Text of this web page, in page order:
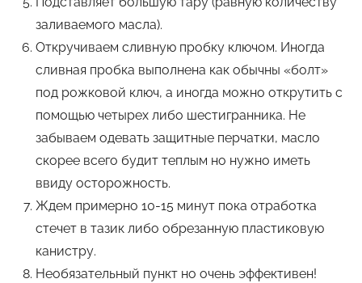
заливаемого масла).
Откручиваем сливную пробку ключом. Иногда
сливная пробка выполнена как обычны «болт»
под рожковой ключ, а иногда можно открутить с
помощью четырех либо шестигранника. Не
забываем одевать защитные перчатки, масло
скорее всего будит теплым но нужно иметь
ввиду осторожность.
Ждем примерно 10-15 минут пока отработка
стечет в тазик либо обрезанную пластиковую
канистру.
Необязательный пункт но очень эффективен!